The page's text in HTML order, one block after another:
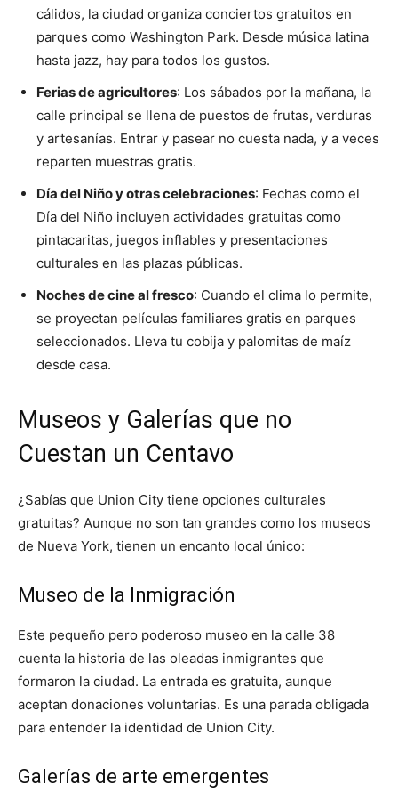
cálidos, la ciudad organiza conciertos gratuitos en
parques como Washington Park. Desde música latina
hasta jazz, hay para todos los gustos.
Ferias de agricultores: Los sábados por la mañana, la
calle principal se llena de puestos de frutas, verduras
y artesanías. Entrar y pasear no cuesta nada, y a veces
reparten muestras gratis.
Día del Niño y otras celebraciones: Fechas como el
Día del Niño incluyen actividades gratuitas como
pintacaritas, juegos inflables y presentaciones
culturales en las plazas públicas.
Noches de cine al fresco: Cuando el clima lo permite,
se proyectan películas familiares gratis en parques
seleccionados. Lleva tu cobija y palomitas de maíz
desde casa.
Museos y Galerías que no
Cuestan un Centavo
¿Sabías que Union City tiene opciones culturales
gratuitas? Aunque no son tan grandes como los museos
de Nueva York, tienen un encanto local único:
Museo de la Inmigración
Este pequeño pero poderoso museo en la calle 38
cuenta la historia de las oleadas inmigrantes que
formaron la ciudad. La entrada es gratuita, aunque
aceptan donaciones voluntarias. Es una parada obligada
para entender la identidad de Union City.
Galerías de arte emergentes